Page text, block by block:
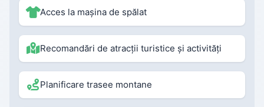
Acces la mașina de spălat
Recomandări de atracții turistice și activități
Planificare trasee montane